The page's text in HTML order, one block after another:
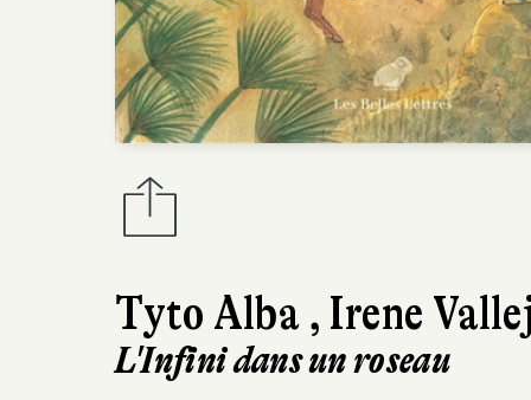
Tyto Alba, Irene
L'Infini dans un roseau